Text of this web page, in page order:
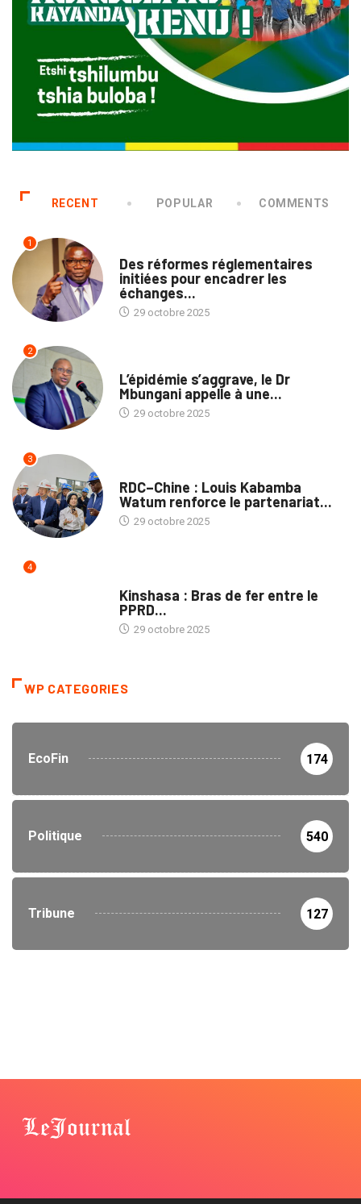
RECENT POPULAR COMMENTS
1
Des réformes réglementaires
initiées pour encadrer les
échanges...
29 octobre 2025
2
L’épidémie s’aggrave, le Dr
Mbungani appelle à une...
29 octobre 2025
3
RDC–Chine : Louis Kabamba
Watum renforce le partenariat...
29 octobre 2025
4
Kinshasa : Bras de fer entre le
PPRD...
29 octobre 2025
WP CATEGORIES
EcoFin 174
Politique 540
Tribune 127